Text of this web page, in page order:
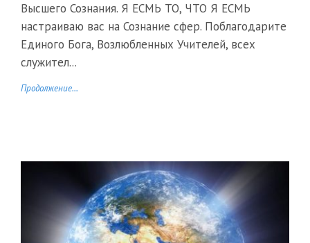
Высшего Сознания. Я ЕСМЬ ТО, ЧТО Я ЕСМЬ
настраиваю вас на Сознание сфер. Поблагодарите
Единого Бога, Возлюбленных Учителей, всех
служител...
Продолжение...